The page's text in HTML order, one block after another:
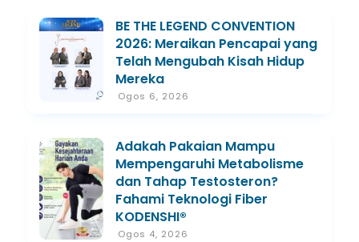
BE THE LEGEND CONVENTION
2026: Meraikan Pencapai yang
Telah Mengubah Kisah Hidup
Mereka
Ogos 6, 2026
Adakah Pakaian Mampu
Mempengaruhi Metabolisme
dan Tahap Testosteron?
Fahami Teknologi Fiber
KODENSHI®
Ogos 4, 2026